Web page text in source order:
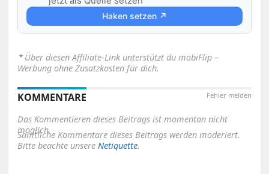
Haken setzen ↗
⋆ Über diesen Affiliate-Link unterstützt du mobiFlip –
Werbung ohne Zusatzkosten für dich.
Fehler melden
KOMMENTARE
Das Kommentieren dieses Beitrags ist momentan nicht
möglich.
Sämtliche Kommentare dieses Beitrags werden moderiert.
Bitte beachte unsereNetiquette.